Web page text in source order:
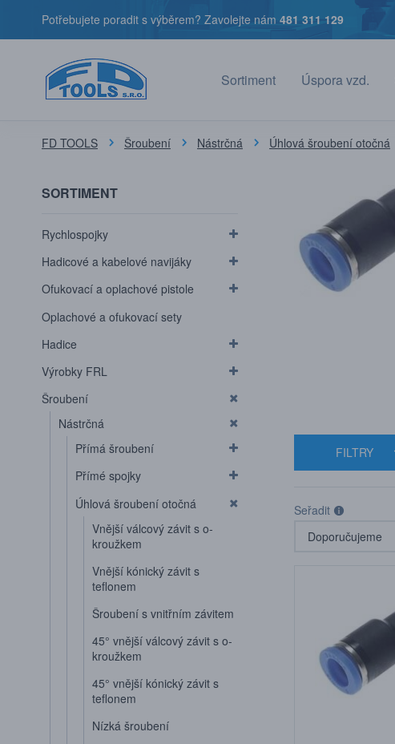
Potřebujete poradit s výběrem? Zavolejte nám 481 311 129
Sortiment Úspora vzd.
FD TOOLS Šroubení Nástrčná Úhlová šroubení otočná
SORTIMENT
Rychlospojky
Hadicové a kabelové navijáky
Ofukovací a oplachové pistole
Oplachové a ofukovací sety
Hadice
Výrobky FRL
Šroubení
Nástrčná
Přímá šroubení
Přímé spojky
Úhlová šroubení otočná
Vnější válcový závit s o-
kroužkem
Vnější kónický závit s
teflonem
Šroubení s vnitřním závitem
45° vnější válcový závit s o-
kroužkem
45° vnější kónický závit s
teflonem
Nízká šroubení
FILTRY
Seřadit